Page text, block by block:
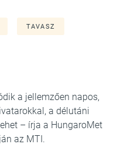
TAVASZ
a jellemzően napos,
a délutáni
– írja a HungaroMet
az MTI.